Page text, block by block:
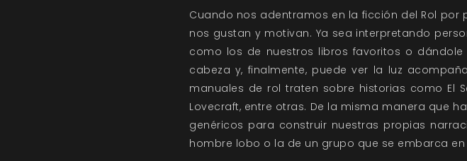
Cuando nos adentramos en la ficción del Rol
nos gustan y motivan. Ya sea interpretando
como los de nuestros libros favoritos o
cabeza y, finalmente, puede ver la luz
manuales de rol traten sobre historias como El
Lovecraft, entre otras. De la misma manera que
genéricos para construir nuestras propias
hombre lobo o la de un grupo que se embarca